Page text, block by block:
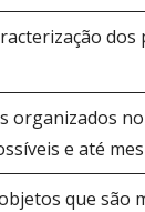
organizados
e até
que são